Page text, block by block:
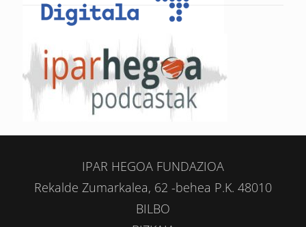
IPAR HEGOA FUNDAZIOA
Rekalde Zumarkalea, 62 -behea P.K. 48010
BILBO